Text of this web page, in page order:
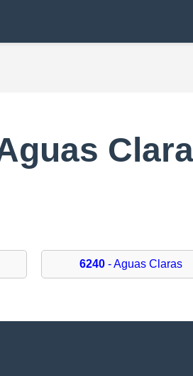
6240 - Aguas Claras